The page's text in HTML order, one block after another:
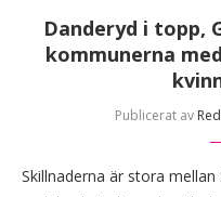
Danderyd i topp,
kommunerna
Publicerat av
Skillnaderna är stora